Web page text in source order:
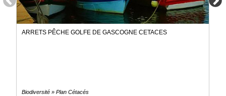
ARRETS PÊCHE GOLFE DE GASCOGNE CETACES
Biodiversité » Plan Cétacés